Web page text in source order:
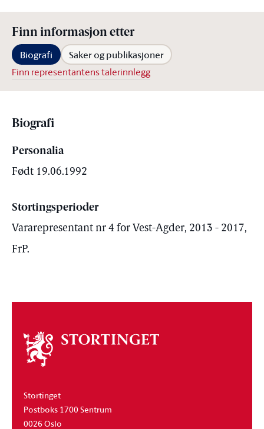
Finn informasjon etter
Biografi Saker og publikasjoner
Finn representantens talerinnlegg
Biografi
Personalia
Født 19.06.1992
Stortingsperioder
Vararepresentant nr 4 for Vest-Agder, 2013 - 2017,
FrP.
Om
stortinget
Stortinget
Postboks 1700 Sentrum
0026 Oslo